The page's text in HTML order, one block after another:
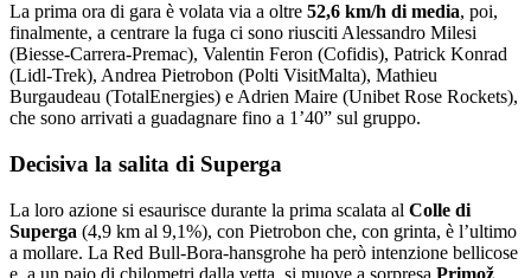
La prima ora di gara è volata via a oltre 52,6 km/h di media, poi,
finalmente, a centrare la fuga ci sono riusciti Alessandro Milesi
(Biesse-Carrera-Premac), Valentin Feron (Cofidis), Patrick Konrad
(Lidl-Trek), Andrea Pietrobon (Polti VisitMalta), Mathieu
Burgaudeau (TotalEnergies) e Adrien Maire (Unibet Rose Rockets),
che sono arrivati a guadagnare fino a 1’40” sul gruppo.
Decisiva la salita di Superga
La loro azione si esaurisce durante la prima scalata al Colle di
Superga (4,9 km al 9,1%), con Pietrobon che, con grinta, è l’ultimo
a mollare. La Red Bull-Bora-hansgrohe ha però intenzione bellicose
e, a un paio di chilometri dalla vetta, si muove a sorpresa Primož